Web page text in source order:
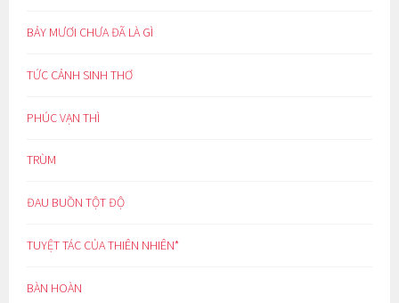
BẢY MƯƠI CHƯA ĐÃ LÀ GÌ
TỨC CẢNH SINH THƠ
PHÚC VẠN THÌ
TRÙM
ĐAU BUỒN TỘT ĐỘ
TUYỆT TÁC CỦA THIÊN NHIÊN*
BÀN HOÀN